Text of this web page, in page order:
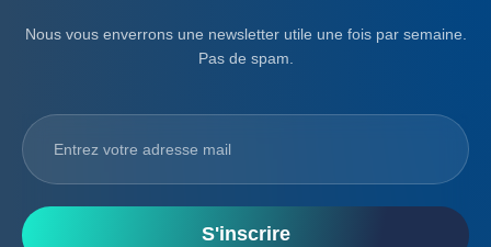
Nous vous enverrons une newsletter utile une fois par semaine.
Pas de spam.
S'inscrire